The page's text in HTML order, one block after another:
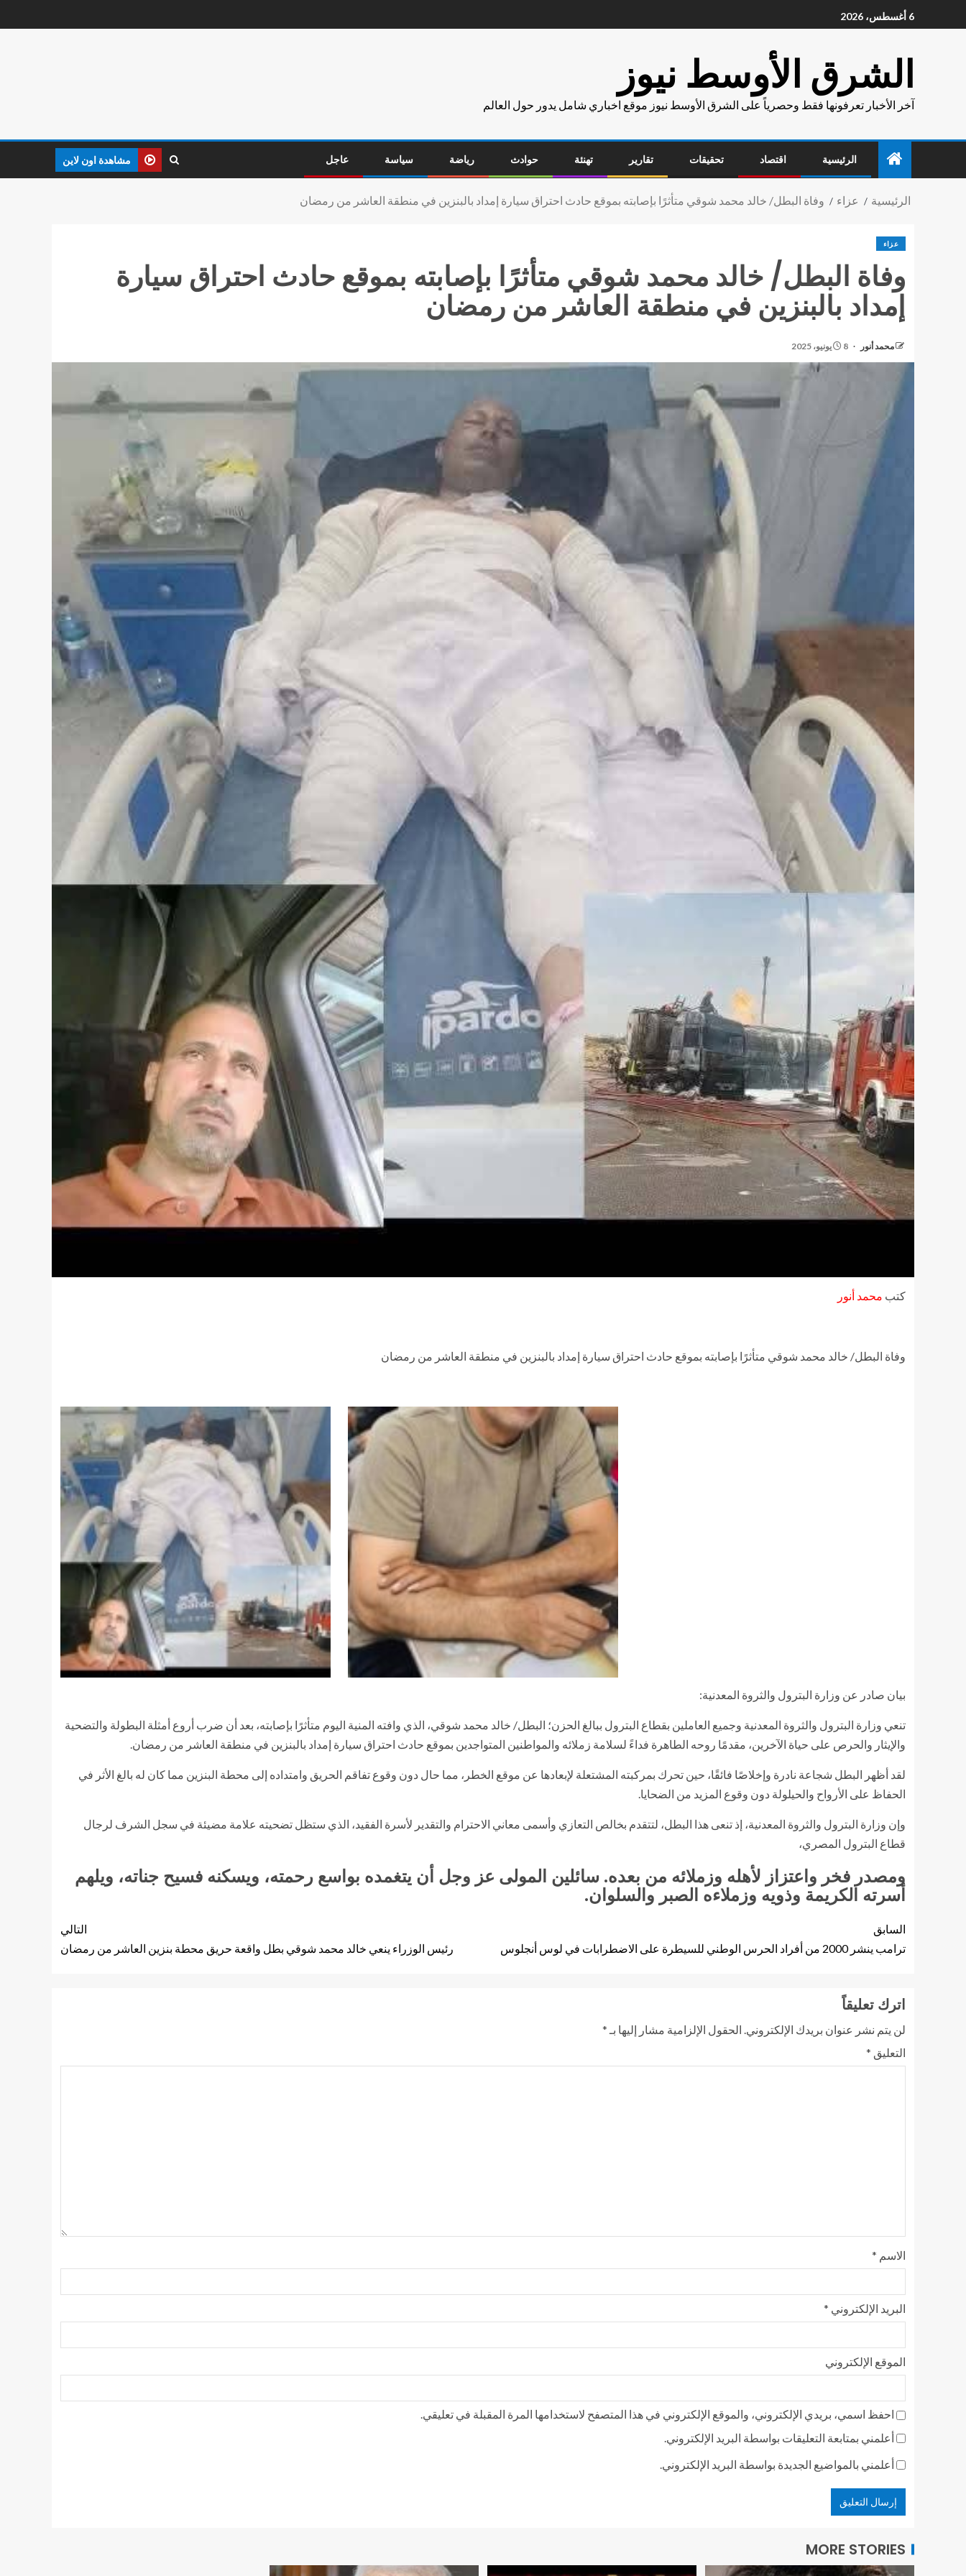
6 أغسطس، 2026
الشرق الأوسط نيوز
آخر الأخبار تعرفونها فقط وحصرياً على الشرق الأوسط نيوز موقع اخباري شامل يدور حول العالم
الرئيسية اقتصاد تحقيقات تقارير تهنئة حوادث رياضة سياسة عاجل مشاهدة اون لاين
الرئيسية عزاء وفاة البطل/ خالد محمد شوقي متأثرًا بإصابته بموقع حادث احتراق سيارة إمداد بالبنزين في منطقة العاشر من رمضان
عزاء
وفاة البطل/ خالد محمد شوقي متأثرًا بإصابته بموقع حادث احتراق سيارة
إمداد بالبنزين في منطقة العاشر من رمضان
محمد أنور 8 يونيو، 2025
كتب محمد أنور
وفاة البطل/ خالد محمد شوقي متأثرًا بإصابته بموقع حادث احتراق سيارة إمداد بالبنزين في منطقة العاشر من رمضان
بيان صادر عن وزارة البترول والثروة المعدنية:
تنعي وزارة البترول والثروة المعدنية وجميع العاملين بقطاع البترول ببالغ الحزن؛ البطل/ خالد محمد شوقي، الذي وافته المنية اليوم متأثرًا بإصابته، بعد أن ضرب أروع أمثلة البطولة والتضحية
والإيثار والحرص على حياة الآخرين، مقدمًا روحه الطاهرة فداءً لسلامة زملائه والمواطنين المتواجدين بموقع حادث احتراق سيارة إمداد بالبنزين في منطقة العاشر من رمضان.
لقد أظهر البطل شجاعة نادرة وإخلاصًا فائقًا، حين تحرك بمركبته المشتعلة لإبعادها عن موقع الخطر، مما حال دون وقوع تفاقم الحريق وامتداده إلى محطة البنزين مما كان له بالغ الأثر في
الحفاظ على الأرواح والحيلولة دون وقوع المزيد من الضحايا.
وإن وزارة البترول والثروة المعدنية، إذ تنعى هذا البطل، لتتقدم بخالص التعازي وأسمى معاني الاحترام والتقدير لأسرة الفقيد، الذي ستظل تضحيته علامة مضيئة في سجل الشرف لرجال
قطاع البترول المصري،
ومصدر فخر واعتزاز لأهله وزملائه من بعده. سائلين المولى عز وجل أن يتغمده بواسع رحمته، ويسكنه فسيح جناته، ويلهم
أسرته الكريمة وذويه وزملاءه الصبر والسلوان.
السابق
ترامب ينشر 2000 من أفراد الحرس الوطني للسيطرة على الاضطرابات في لوس أنجلوس
التالي
رئيس الوزراء ينعي خالد محمد شوقي بطل واقعة حريق محطة بنزين العاشر من رمضان
اترك تعليقاً
لن يتم نشر عنوان بريدك الإلكتروني. الحقول الإلزامية مشار إليها بـ *
التعليق *
الاسم *
البريد الإلكتروني *
الموقع الإلكتروني
احفظ اسمي، بريدي الإلكتروني، والموقع الإلكتروني في هذا المتصفح لاستخدامها المرة المقبلة في تعليقي.
أعلمني بمتابعة التعليقات بواسطة البريد الإلكتروني.
أعلمني بالمواضيع الجديدة بواسطة البريد الإلكتروني.
MORE STORIES